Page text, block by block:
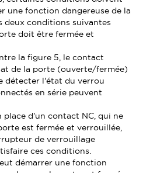
une fonction dangereuse de la
deux conditions suivantes
doit être fermée et
la figure 5, le contact
de la porte (ouverte/fermée)
détecter l'état du verrou
en série peuvent
d'un contact NC, qui ne
est fermée et verrouillée,
de verrouillage
ces conditions.
démarrer une fonction